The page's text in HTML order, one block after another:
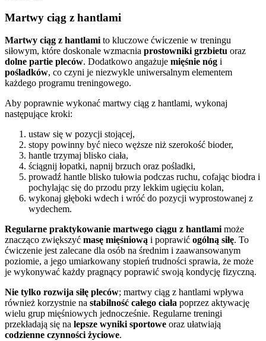
Martwy ciąg z hantlami
Martwy ciąg z hantlami to kluczowe ćwiczenie w treningu
siłowym, które doskonale wzmacnia prostowniki grzbietu oraz
dolne partie pleców. Dodatkowo angażuje mięśnie nóg i
pośladków, co czyni je niezwykle uniwersalnym elementem
każdego programu treningowego.
Aby poprawnie wykonać martwy ciąg z hantlami, wykonaj
następujące kroki:
ustaw się w pozycji stojącej,
stopy powinny być nieco węższe niż szerokość bioder,
hantle trzymaj blisko ciała,
ściągnij łopatki, napnij brzuch oraz pośladki,
prowadź hantle blisko tułowia podczas ruchu, cofając biodra i
pochylając się do przodu przy lekkim ugięciu kolan,
wykonaj głęboki wdech i wróć do pozycji wyprostowanej z
wydechem.
Regularne praktykowanie martwego ciągu z hantlami może
znacząco zwiększyć masę mięśniową i poprawić ogólną siłę. To
ćwiczenie jest zalecane dla osób na średnim i zaawansowanym
poziomie, a jego umiarkowany stopień trudności sprawia, że może
je wykonywać każdy pragnący poprawić swoją kondycję fizyczną.
Nie tylko rozwija siłę pleców; martwy ciąg z hantlami wpływa
również korzystnie na stabilność całego ciała poprzez aktywację
wielu grup mięśniowych jednocześnie. Regularne treningi
przekładają się na lepsze wyniki sportowe oraz ułatwiają
codzienne czynności życiowe.